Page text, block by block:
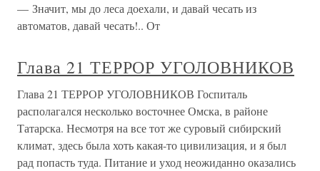
— Значит, мы до леса доехали, и давай чесать из
автоматов, давай чесать!.. От
Глава 21 ТЕРРОР УГОЛОВНИКОВ
Глава 21 ТЕРРОР УГОЛОВНИКОВ Госпиталь
располагался несколько восточнее Омска, в районе
Татарска. Несмотря на все тот же суровый сибирский
климат, здесь была хоть какая-то цивилизация, и я был
рад попасть туда. Питание и уход неожиданно оказались